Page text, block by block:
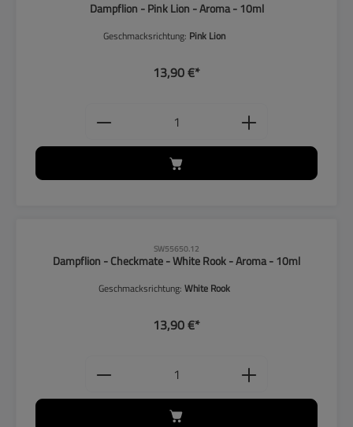
Dampflion - Pink Lion - Aroma - 10ml
Geschmacksrichtung: Pink Lion
13,90 €*
Produkt Anzahl: Gib den
SW55650.12
Dampflion - Checkmate - White Rook - Aroma - 10ml
Geschmacksrichtung:White Rook
13,90 €*
Produkt Anzahl: Gib den